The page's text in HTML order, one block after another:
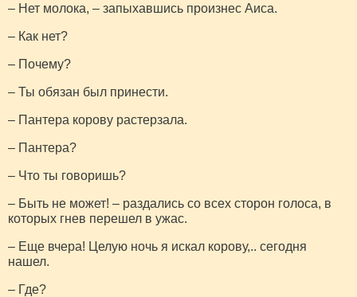
– Нет молока, – запыхавшись произнес Аиса.
– Как нет?
– Почему?
– Ты обязан был принести.
– Пантера корову растерзала.
– Пантера?
– Что ты говоришь?
– Быть не может! – раздались со всех сторон голоса, в
которых гнев перешел в ужас.
– Еще вчера! Целую ночь я искал корову,.. сегодня
нашел.
– Где?